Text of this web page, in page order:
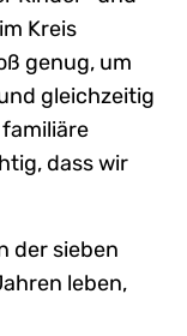
Kreis
genug, um
gleichzeitig
dass wir
der sieben
leben,